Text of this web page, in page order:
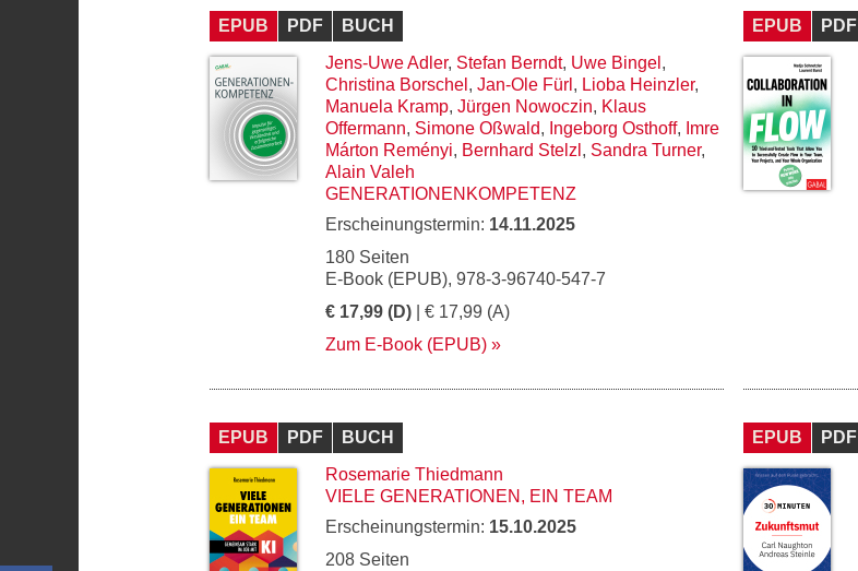
EPUB PDF
BUCH
Jens-Uwe Adler, Stefan Berndt, Uwe Bingel ,
Christina Borschel , Jan-Ole Fürl , Lioba Heinzler,
Manuela Kramp, Jürgen Nowoczin, Klaus
Offermann, Simone Oßwald, Ingeborg Osthoff, Imre
Márton Reményi, Bernhard Stelzl , Sandra Turner,
Alain Valeh
GENERATIONENKOMPETENZ
Erscheinungstermin: 14.11.2025
180 Seiten
E-Book (EPUB), 978-3-96740-547-7
€ 17,99 (D) | € 17,99 (A)
Zum E-Book (EPUB)
EPUB PDF
EPUB PDF
BUCH
Rosemarie Thiedmann
VIELE GENERATIONEN, EIN TEAM
Erscheinungstermin: 15.10.2025
208 Seiten
EPUB PDF